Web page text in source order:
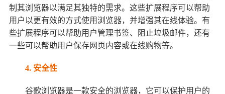
制其浏览器以满足其独特的需求。这些扩展程序可以帮助
用户以更有效的方式使用浏览器，并增强其在线体验。有
些扩展程序可以帮助用户管理书签、阻止垃圾邮件，还有
一些可以帮助用户保存网页内容或在线购物等。
4. 安全性
谷歌浏览器是一款安全的浏览器，它可以保护用户的